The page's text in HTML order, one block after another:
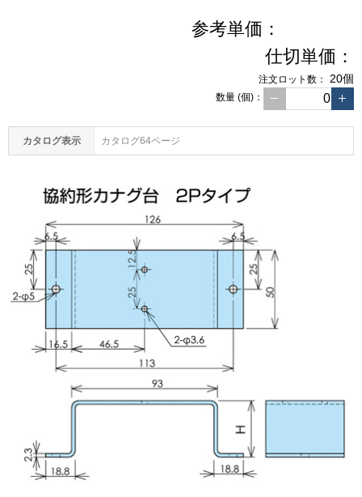
参考単価：
仕切単価：
注文 ロット数： 20個
数量 (個) ：
カタログ表示 カタログ64ページ